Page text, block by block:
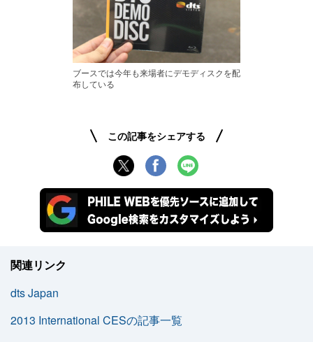
ブースでは今年も来場者にデモディスクを配
布している
この記事をシェアする
関連リンク
dts Japan
2013 International CESの記事一覧